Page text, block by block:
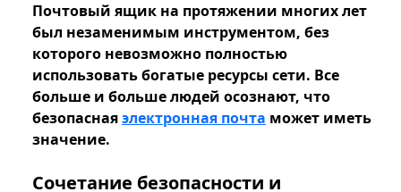
Почтовый ящик на протяжении многих лет
был незаменимым инструментом, без
которого невозможно полностью
использовать богатые ресурсы сети. Все
больше и больше людей осознают, что
безопаснаяэлектронная почта может иметь
значение.
Сочетание безопасности и